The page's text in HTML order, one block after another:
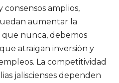
amplios,
aumentar la
nunca, debemos
atraigan inversión y
La competitividad
jaliscienses dependen